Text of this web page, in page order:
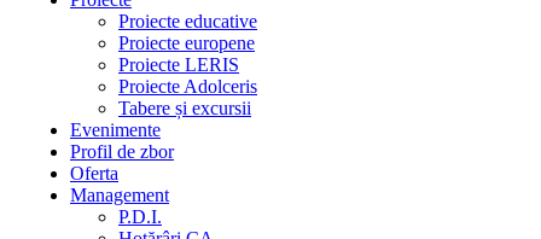
Proiecte educative
Proiecte europene
Proiecte LERIS
Proiecte Adolceris
Tabere și excursii
Evenimente
Profil de zbor
Oferta
Management
P.D.I.